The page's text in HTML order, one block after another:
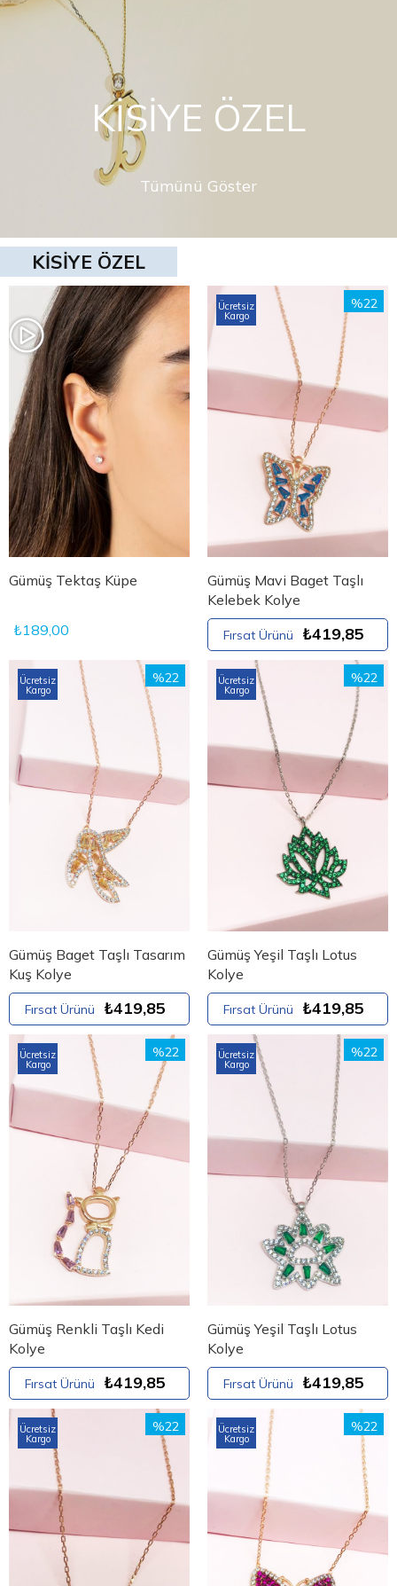
KİSİYE ÖZEL
Tümünü Göster
KİSİYE ÖZEL
Gümüş Tektaş Küpe
₺189,00
Gümüş Mavi Baget Taşlı
Kelebek Kolye
Fırsat Ürünü ₺419,85
%22
Ücretsiz
Kargo
Gümüş Baget Taşlı Tasarım
Kuş Kolye
Fırsat Ürünü ₺419,85
%22
Ücretsiz
Kargo
Gümüş Yeşil Taşlı Lotus
Kolye
Fırsat Ürünü ₺419,85
%22
Ücretsiz
Kargo
Gümüş Renkli Taşlı Kedi
Kolye
Fırsat Ürünü ₺419,85
%22
Ücretsiz
Kargo
Gümüş Yeşil Taşlı Lotus
Kolye
Fırsat Ürünü ₺419,85
%22
Ücretsiz
Kargo
%22
Ücretsiz
Kargo
%22
Ücretsiz
Kargo